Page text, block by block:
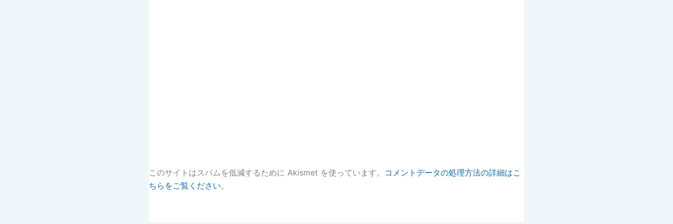
このサイトはスパムを低減するために Akismet を使っています。 コメントデータの処理方法の詳細はこ
ちらをご覧ください。